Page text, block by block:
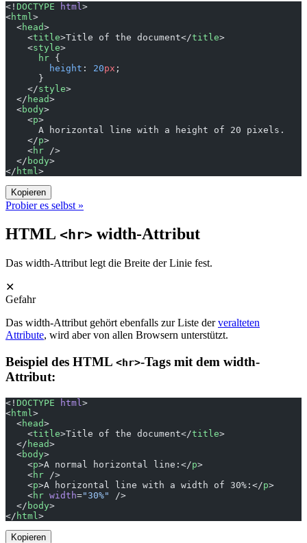
<! DOCTYPE html >
<html >
  <
head>
    <
title>Title of the document</title>
    <
style>
      hr
{
        height
: 20px ;
      }
    </
style>
  </
head>
  <
body>
    <
p>
      A horizontal line with a height of 20 pixels.
    </
p>
    <
hr />
  </
body>
</ html >
Kopieren
Probier es selbst »
HTML <hr> width-Attribut
Das width-Attribut legt die Breite der Linie fest.
✕
Gefahr
Das width-Attribut gehört ebenfalls zur Liste derveralteten
Attribute, wird aber von allen Browsern unterstützt.
Beispiel des HTML <hr>-Tags mit dem width-
Attribut:
<! DOCTYPE html >
<html >
  <
head>
    <
title>Title of the document</title>
  </
head>
  <
body>
    <
p>A normal horizontal line:</p>
    <
hr />
    <
p>A horizontal line with a width of 30%:</p>
    <
hr width="30%"
/>
  </
body>
</ html >
Kopieren